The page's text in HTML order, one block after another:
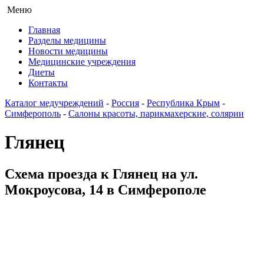
Меню
Главная
Разделы медицины
Новости медицины
Медицинские учреждения
Диеты
Контакты
Каталог медучреждений - Россия - Республика Крым -
Симферополь - Салоны красоты, парикмахерские, солярии
Глянец
Схема проезда к Глянец на ул.
Мокроусова, 14 в Симферополе